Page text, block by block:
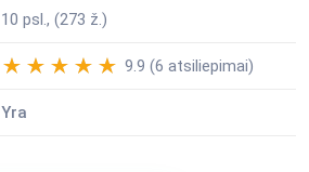
10 psl., (273 ž.)
9.9 (6 atsiliepimai)
Yra